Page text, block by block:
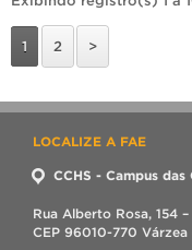
1 2 >
LOCALIZE A FAE
CCHS - Campus
Rua Alberto Rosa, 154 –
CEP 96010-770